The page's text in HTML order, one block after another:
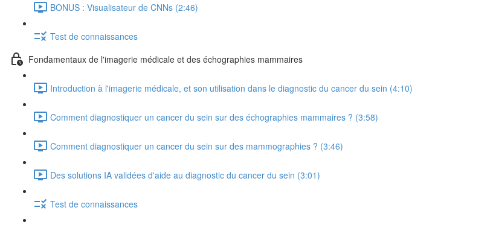
BONUS : Visualisateur de CNNs (2:46)
Test de connaissances
Fondamentaux de l'imagerie médicale et des échographies mammaires
Introduction à l'imagerie médicale, et son utilisation dans le diagnostic du cancer du sein (4:10)
Comment diagnostiquer un cancer du sein sur des échographies mammaires ? (3:58)
Comment diagnostiquer un cancer du sein sur des mammographies ? (3:46)
Des solutions IA validées d'aide au diagnostic du cancer du sein (3:01)
Test de connaissances